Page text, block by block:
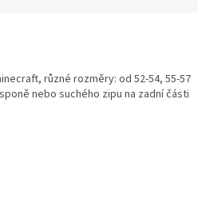
různé rozměry: od 52-54, 55-57
nebo suchého zipu na zadní části